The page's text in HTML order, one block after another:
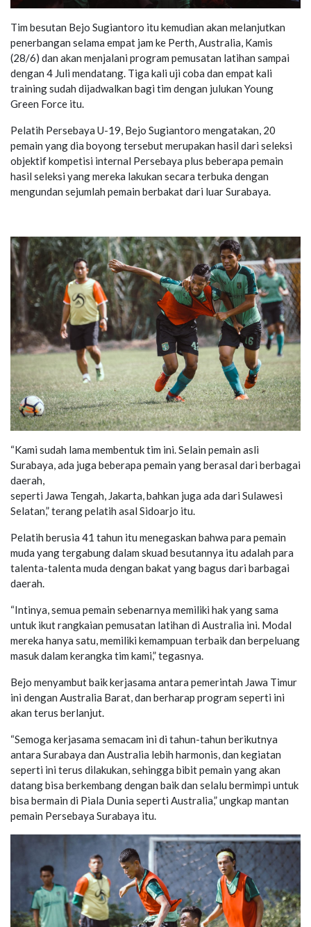
Tim besutan Bejo Sugiantoro itu kemudian akan melanjutkan
penerbangan selama empat jam ke Perth, Australia, Kamis
(28/6) dan akan menjalani program pemusatan latihan sampai
dengan 4 Juli mendatang. Tiga kali uji coba dan empat kali
training sudah dijadwalkan bagi tim dengan julukan Young
Green Force itu.
Pelatih Persebaya U-19, Bejo Sugiantoro mengatakan, 20
pemain yang dia boyong tersebut merupakan hasil dari seleksi
objektif kompetisi internal Persebaya plus beberapa pemain
hasil seleksi yang mereka lakukan secara terbuka dengan
mengundan sejumlah pemain berbakat dari luar Surabaya.
“Kami sudah lama membentuk tim ini. Selain pemain asli
Surabaya, ada juga beberapa pemain yang berasal dari berbagai
daerah,
seperti Jawa Tengah, Jakarta, bahkan juga ada dari Sulawesi
Selatan,” terang pelatih asal Sidoarjo itu.
Pelatih berusia 41 tahun itu menegaskan bahwa para pemain
muda yang tergabung dalam skuad besutannya itu adalah para
talenta-talenta muda dengan bakat yang bagus dari barbagai
daerah.
“Intinya, semua pemain sebenarnya memiliki hak yang sama
untuk ikut rangkaian pemusatan latihan di Australia ini. Modal
mereka hanya satu, memiliki kemampuan terbaik dan berpeluang
masuk dalam kerangka tim kami,” tegasnya.
Bejo menyambut baik kerjasama antara pemerintah Jawa Timur
ini dengan Australia Barat, dan berharap program seperti ini
akan terus berlanjut.
“Semoga kerjasama semacam ini di tahun-tahun berikutnya
antara Surabaya dan Australia lebih harmonis, dan kegiatan
seperti ini terus dilakukan, sehingga bibit pemain yang akan
datang bisa berkembang dengan baik dan selalu bermimpi untuk
bisa bermain di Piala Dunia seperti Australia,” ungkap mantan
pemain Persebaya Surabaya itu.